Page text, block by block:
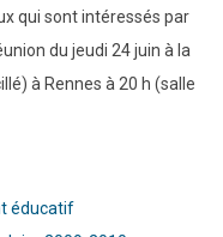
qui sont intéressés par
du jeudi 24 juin à la
à Rennes à 20 h (salle
éducatif